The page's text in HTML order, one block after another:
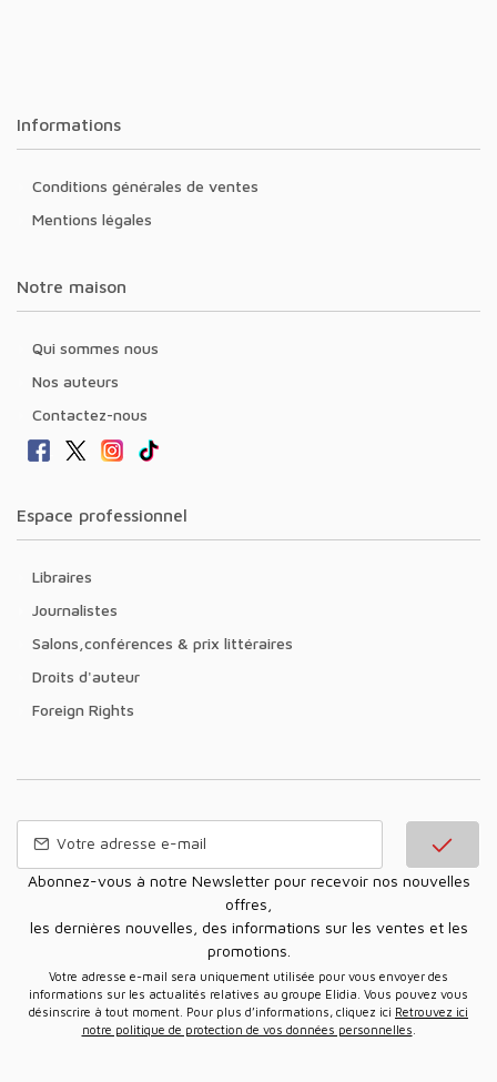
Informations
Conditions générales de ventes
Mentions légales
Notre maison
Qui sommes nous
Nos auteurs
Contactez-nous
Espace professionnel
Libraires
Journalistes
Salons,conférences & prix littéraires
Droits d'auteur
Foreign Rights
Abonnez-vous à notre Newsletter pour recevoir nos nouvelles
offres,
les dernières nouvelles, des informations sur les ventes et les
promotions.
Votre adresse e-mail sera uniquement utilisée pour vous envoyer des
informations sur les actualités relatives au groupe Elidia. Vous pouvez vous
désinscrire à tout moment. Pour plus d’informations, cliquez ici Retrouvez ici
notre politique de protection de vos données personnelles